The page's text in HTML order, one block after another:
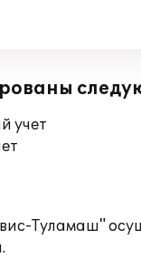
учет
Туламаш"